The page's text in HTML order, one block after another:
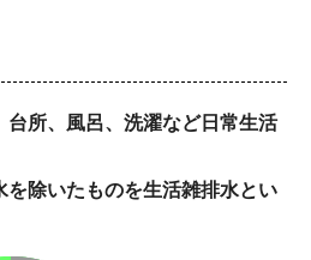
台所、風呂、洗濯など日常生活
を除いたものを生活雑排水とい